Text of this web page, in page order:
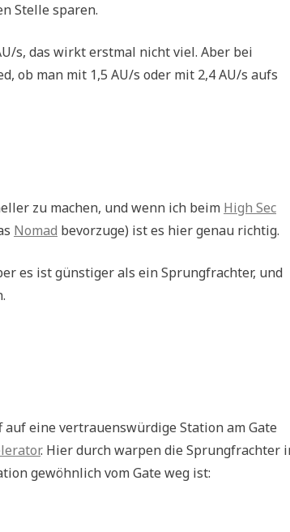
Stelle sparen.
s, das wirkt erstmal nicht viel. Aber bei
ob man mit 1,5 AU/s oder mit 2,4 AU/s aufs
zu machen, und wenn ich beim High Sec
Nomad bevorzuge) ist es hier genau richtig.
es ist günstiger als ein Sprungfrachter, und
eine vertrauenswürdige Station am Gate
. Hier durch warpen die Sprungfrachter
gewöhnlich vom Gate weg ist: